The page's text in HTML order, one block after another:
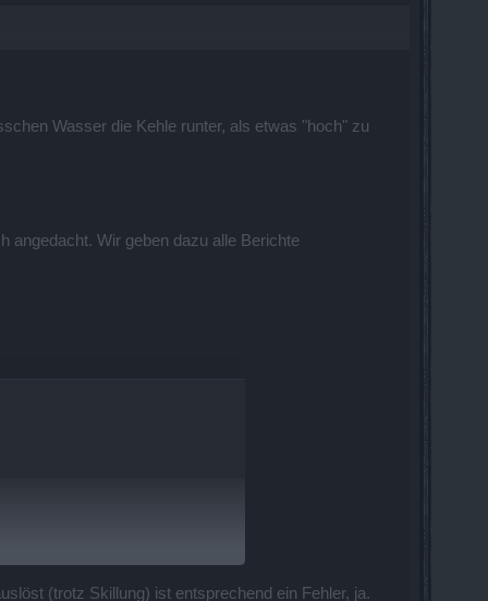
Wasser die Kehle runter, als etwas "hoch" zu
angedacht. Wir geben dazu alle Berichte
(trotz Skillung) ist entsprechend ein Fehler, ja.